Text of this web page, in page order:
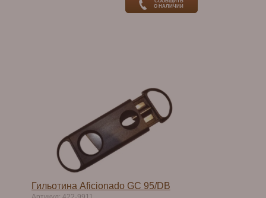
О НАЛИЧИИ
Гильотина Aficionado GC 95/DB